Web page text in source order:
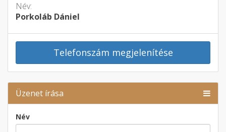
Név:
Porkoláb Dániel
Telefonszám megjelenítése
Üzenet írása
Név